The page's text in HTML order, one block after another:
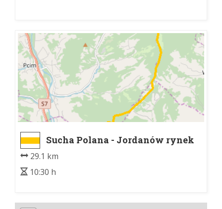
Sucha Polana - Jordanów rynek
29.1 km
10:30 h